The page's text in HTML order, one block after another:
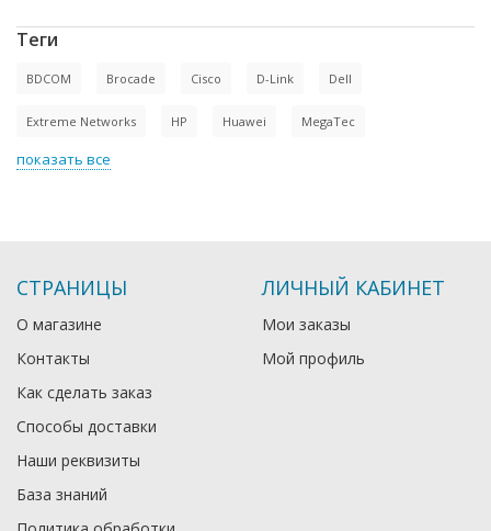
Теги
BDCOM Brocade Cisco D-Link Dell
Extreme Networks HP Huawei MegaTec
показать все
СТРАНИЦЫ
О магазине
Контакты
Как сделать заказ
Способы доставки
Наши реквизиты
База знаний
ЛИЧНЫЙ КАБИНЕТ
Мои заказы
Мой профиль